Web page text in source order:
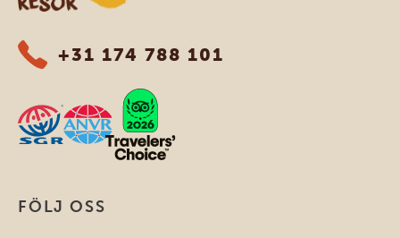
+31 174 788 101
FÖLJ OSS